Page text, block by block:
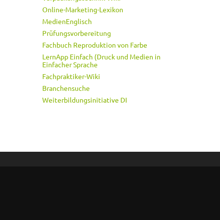
Online-Marketing-Lexikon
MedienEnglisch
Prüfungsvorbereitung
Fachbuch Reproduktion von Farbe
LernApp Einfach (Druck und Medien in
Einfacher Sprache
Fachpraktiker-Wiki
Branchensuche
Weiterbildungsinitiative DI